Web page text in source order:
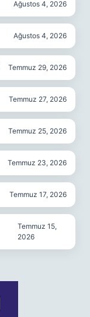
Ağustos 4, 2026
Ağustos 4, 2026
Temmuz 29, 2026
Temmuz 27, 2026
Temmuz 25, 2026
Temmuz 23, 2026
Temmuz 17, 2026
Temmuz 15,
2026